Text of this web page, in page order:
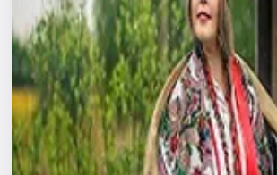
Города
Площадки
Артисты